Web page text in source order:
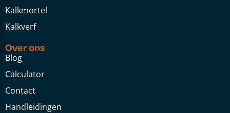
Kalkmortel
Kalkverf
Over ons
Blog
Calculator
Contact
Handleidingen